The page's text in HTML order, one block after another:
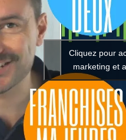
Cliquez pour
marketing et